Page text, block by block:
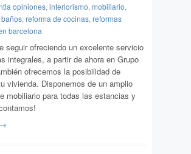
opiniones, interiorismo, mobiliario,
, reforma de cocinas, reformas
barcelona
seguir ofreciendo un excelente servicio
integrales, a partir de ahora en Grupo
ofrecemos la posibilidad de
vivienda. Disponemos de un amplio
mobiliario para todas las estancias y